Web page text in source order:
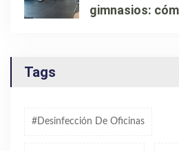
gimnasios:
Tags
#desinfección De Oficinas